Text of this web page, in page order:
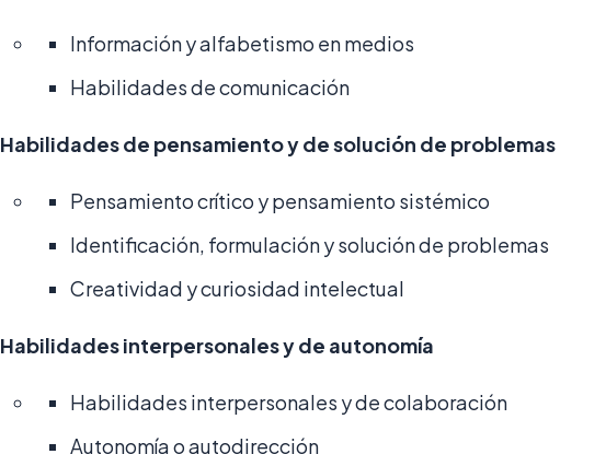
Información y alfabetismo en medios
Habilidades de comunicación
Habilidades de pensamiento y de solución de problemas
Pensamiento crítico y pensamiento sistémico
Identificación, formulación y solución de problemas
Creatividad y curiosidad intelectual
Habilidades interpersonales y de autonomía
Habilidades interpersonales y de colaboración
Autonomía o autodirección